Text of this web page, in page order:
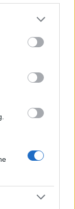
includono
che può
del gas a
e
e le
le istituzioni
accademica